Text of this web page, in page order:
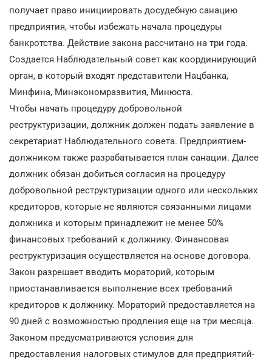
получает право инициировать досудебную санацию
предприятия, чтобы избежать начала процедуры
банкротства. Действие закона рассчитано на три года.
Создается Наблюдательный совет как координирующий
орган, в который входят представители Нацбанка,
Минфина, Минэкономразвития, Минюста.
Чтобы начать процедуру добровольной
реструктуризации, должник должен подать заявление в
секретариат Наблюдательного совета. Предприятием-
должником также разрабатывается план санации. Далее
должник обязан добиться согласия на процедуру
добровольной реструктуризации одного или нескольких
кредиторов, которые не являются связанными лицами
должника и которым принадлежит не менее 50%
финансовых требований к должнику. Финансовая
реструктуризация осуществляется на основе договора.
Закон разрешает вводить мораторий, которым
приостанавливается выполнение всех требований
кредиторов к должнику. Мораторий предоставляется на
90 дней с возможностью продления еще на три месяца.
Законом предусматриваются условия для
предоставления налоговых стимулов для предприятий-